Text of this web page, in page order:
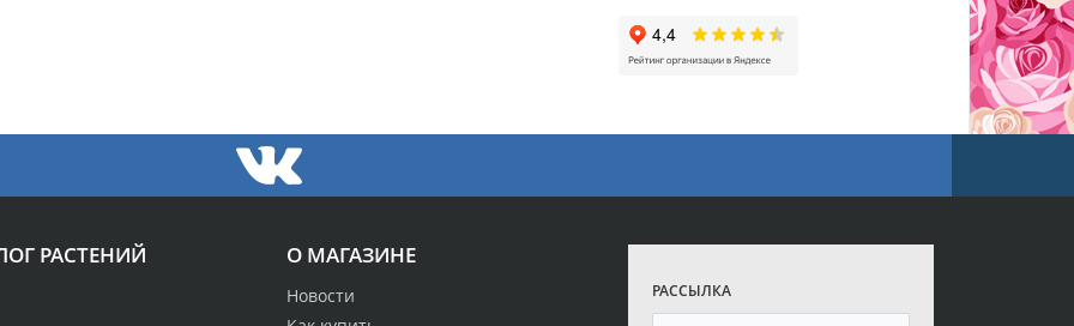
О МАГАЗИНЕ
Новости
РАСТЕНИЙ
РАССЫЛКА